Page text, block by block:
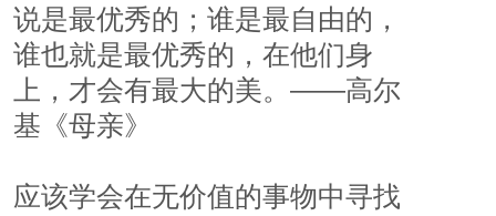
说是最优秀的；谁是最自由的，
谁也就是最优秀的，在他们身
上，才会有最大的美。——高尔
基《母亲》
应该学会在无价值的事物中寻找